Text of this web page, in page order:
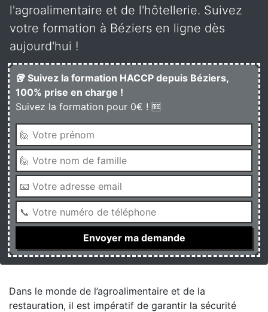
l'agroalimentaire et de l'hôtellerie. Suivez
votre formation à Béziers en ligne dès
aujourd'hui !
🥡 Suivez la formation HACCP depuis Béziers,
100% prise en charge !
Suivez la formation pour 0€ ! 🆓
Dans le monde de l’agroalimentaire et de la
restauration, il est impératif de garantir la sécurité